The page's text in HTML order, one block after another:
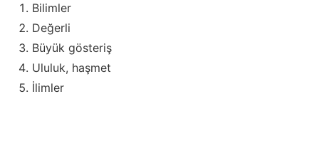
Bilimler
Değerli
Büyük gösteriş
Ululuk, haşmet
İlimler